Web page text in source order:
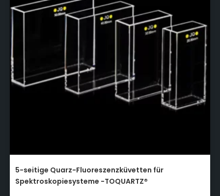
5-seitige Quarz-Fluoreszenzküvetten für
Spektroskopiesysteme -TOQUARTZ®